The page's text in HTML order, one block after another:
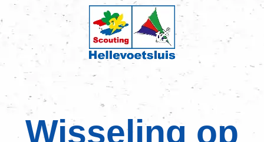
Wisseling op